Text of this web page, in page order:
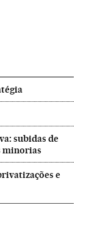
subidas de
minorias
e